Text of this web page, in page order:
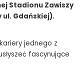
Stadionu Zawiszy
ul. Gdańskiej).
jednego z
fascynujące